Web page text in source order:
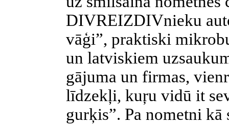
DIVREIZDIVnieku
vāģi”, praktiski
un latviskiem
gājuma un firmas,
līdzekļi, kuŗu vidū it
gurķis”. Pa nometni kā